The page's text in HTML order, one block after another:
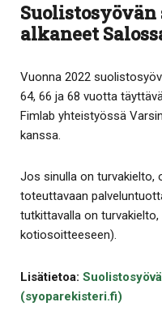
alkaneet
Vuonna 2022
64, 66 ja 68 vuotta
Fimlab yhteistyössä
kanssa.
Jos sinulla on turvakielto,
toteuttavaan
tutkittavalla on
kotiosoitteeseen).
Lisätietoa:
(syoparekisteri.fi)